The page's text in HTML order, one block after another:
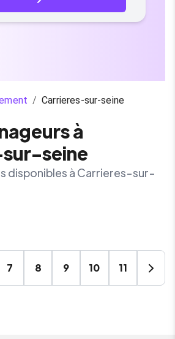
/ Carrieres-sur-seine
à
seine
disponibles à Carrieres-sur-
7 8 9 10 11